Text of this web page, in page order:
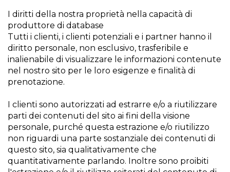
I diritti della nostra proprietà nella capacità di
produttore di database
Tutti i clienti, i clienti potenziali e i partner hanno il
diritto personale, non esclusivo, trasferibile e
inalienabile di visualizzare le informazioni contenute
nel nostro sito per le loro esigenze e finalità di
prenotazione.
I clienti sono autorizzati ad estrarre e/o a riutilizzare
parti dei contenuti del sito ai fini della visione
personale, purché questa estrazione e/o riutilizzo
non riguardi una parte sostanziale dei contenuti di
questo sito, sia qualitativamente che
quantitativamente parlando. Inoltre sono proibiti